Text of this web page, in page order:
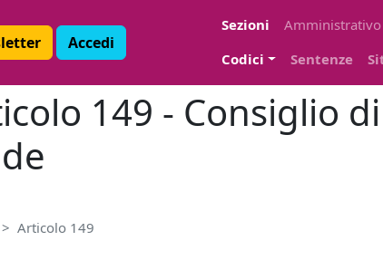
Accedi
Sezioni
Amministrativo
Codici
Sentenze
149 - Consiglio
Articolo 149